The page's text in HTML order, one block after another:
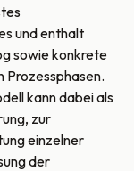
und enthalt
sowie konkrete
Prozessphasen.
kann dabei als
zur
einzelner
der